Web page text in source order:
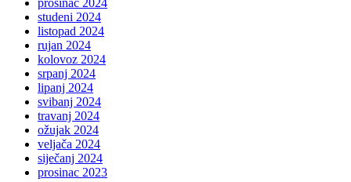
prosinac 2024
studeni 2024
listopad 2024
rujan 2024
kolovoz 2024
srpanj 2024
lipanj 2024
svibanj 2024
travanj 2024
ožujak 2024
veljača 2024
siječanj 2024
prosinac 2023